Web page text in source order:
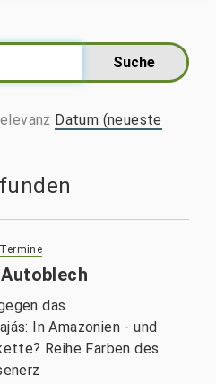
Datum (neueste
Termine
das
In Amazonien - und
Reihe Farben des